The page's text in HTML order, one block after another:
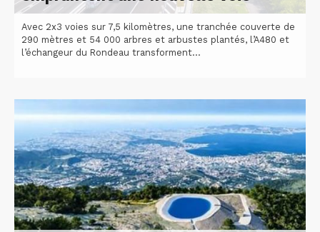
Avec 2x3 voies sur 7,5 kilomètres, une tranchée couverte de
290 mètres et 54 000 arbres et arbustes plantés, l’A480 et
l’échangeur du Rondeau transforment...